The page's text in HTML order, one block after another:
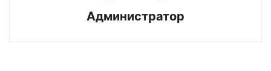
Администратор